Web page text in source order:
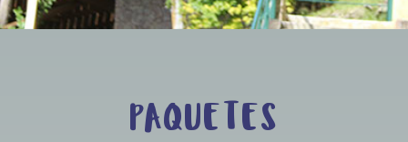
PAQUETES